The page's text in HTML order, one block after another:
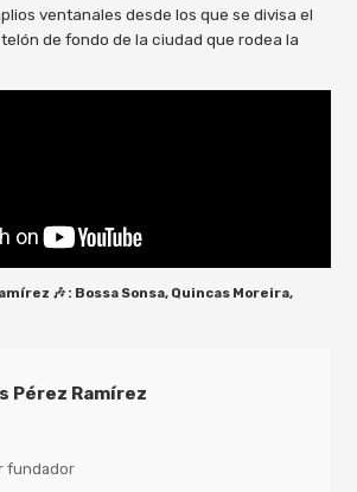
ventanales desde los que se divisa el
de fondo de la ciudad que rodea la
🎶 : Bossa Sonsa, Quincas Moreira,
Pérez Ramírez
fundador